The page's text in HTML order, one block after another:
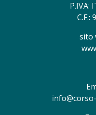
P.IVA:
C.F.:
sito